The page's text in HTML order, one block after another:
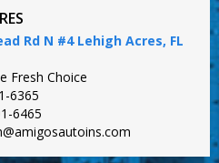
Rd N #4 Lehigh Acres, FL
Fresh Choice
6365
6465